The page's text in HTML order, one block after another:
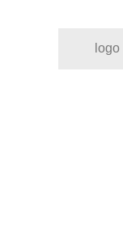
logo